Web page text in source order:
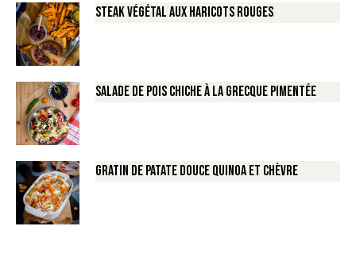
Steak végétal aux haricots rouges
Salade de Pois chiche à la Grecque pimentée
Gratin de Patate douce Quinoa et Chèvre